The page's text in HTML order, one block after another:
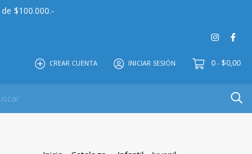
$100.000.-
CREAR CUENTA INICIAR SESIÓN 0 - $0,00